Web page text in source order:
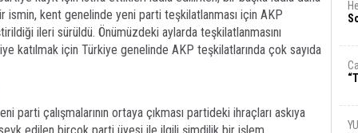
ismin, kent genelinde yeni parti teşkilatlanması için AKP
ileri sürüldü. Önümüzdeki aylarda teşkilatlanmasını
katılmak için Türkiye genelinde AKP teşkilatlarında çok sayıda
parti çalışmalarının ortaya çıkması partideki ihraçları askıya